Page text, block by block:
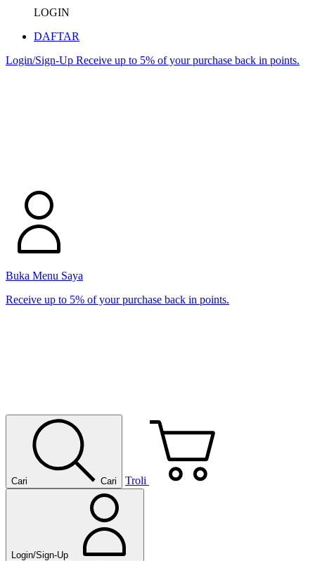
LOGIN
DAFTAR
Login/Sign-Up Receive up to 5% of your purchase back in points.
Buka Menu Saya
Receive up to 5% of your purchase back in points.
Cari Cari Troli
Login/Sign-Up